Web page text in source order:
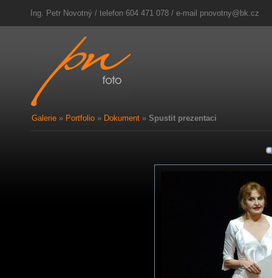
Ing. Petr Novotný / telefon 604 471 078 / e-mail pnovotny@bk.cz
Galerie » Portfolio » Dokument » Spustit prezentaci